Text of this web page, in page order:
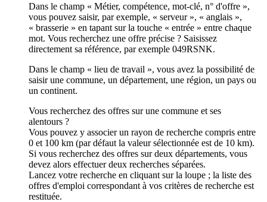
Dans le champ « Métier, compétence, mot-clé, n° d'offre »,
vous pouvez saisir, par exemple, « serveur », « anglais »,
« brasserie » en tapant sur la touche « entrée » entre chaque
mot. Vous recherchez une offre précise ? Saisissez
directement sa référence, par exemple 049RSNK.
Dans le champ « lieu de travail », vous avez la possibilité de
saisir une commune, un département, une région, un pays ou
un continent.
Vous recherchez des offres sur une commune et ses
alentours ?
Vous pouvez y associer un rayon de recherche compris entre
0 et 100 km (par défaut la valeur sélectionnée est de 10 km).
Si vous recherchez des offres sur deux départements, vous
devez alors effectuer deux recherches séparées.
Lancez votre recherche en cliquant sur la loupe ; la liste des
offres d'emploi correspondant à vos critères de recherche est
restituée.